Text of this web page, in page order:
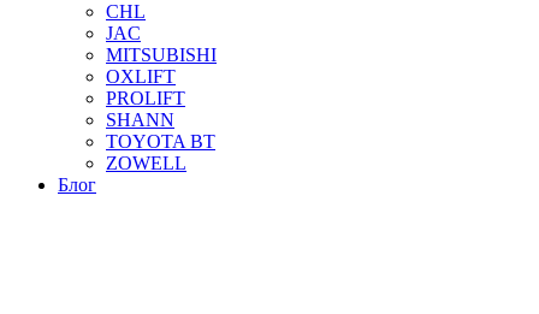
CHL
JAC
MITSUBISHI
OXLIFT
PROLIFT
SHANN
TOYOTA BT
ZOWELL
Блог